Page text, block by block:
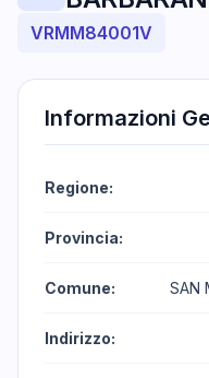
VRMM84001V
Informazioni
Regione:
Provincia:
Comune: SAN
Indirizzo: